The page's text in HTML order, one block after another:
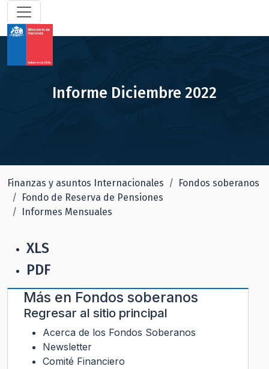
Informe Diciembre 2022
Finanzas y asuntos Internacionales
Fondos soberanos
Fondo de Reserva de Pensiones
Informes Mensuales
XLS
PDF
Más en Fondos soberanos
Regresar al sitio principal
Acerca de los Fondos Soberanos
Newsletter
Comité Financiero